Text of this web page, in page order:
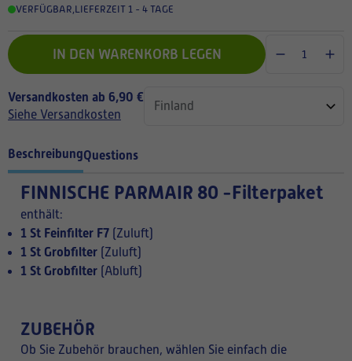
VERFÜGBAR,LIEFERZEIT 1 - 4 TAGE
IN DEN WARENKORB LEGEN
Versandkosten ab 6,90 €
Siehe Versandkosten
BeschreibungQuestions
FINNISCHE PARMAIR 80 -Filterpaket
enthält:
1 St Feinfilter F7 (Zuluft)
1 St Grobfilter (Zuluft)
1 St Grobfilter (Abluft)
ZUBEHÖR
Ob Sie Zubehör brauchen, wählen Sie einfach die